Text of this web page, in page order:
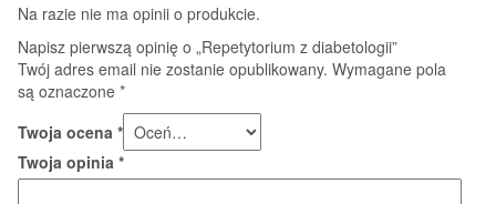
Na razie nie ma opinii o produkcie.
Napisz pierwszą opinię o „Repetytorium z diabetologii”
Twój adres email nie zostanie opublikowany. Wymagane pola
są oznaczone *
Twoja ocena *
Twoja opinia *